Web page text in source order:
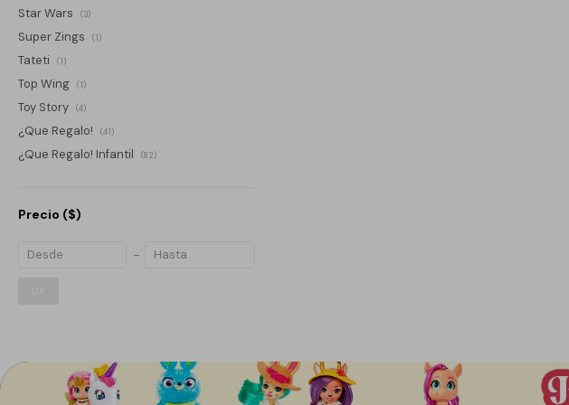
Star Wars (3)
Super Zings (1)
Tateti (1)
Top Wing (1)
Toy Story (4)
¿Que Regalo! (41)
¿Que Regalo! Infantil (82)
Precio ($)